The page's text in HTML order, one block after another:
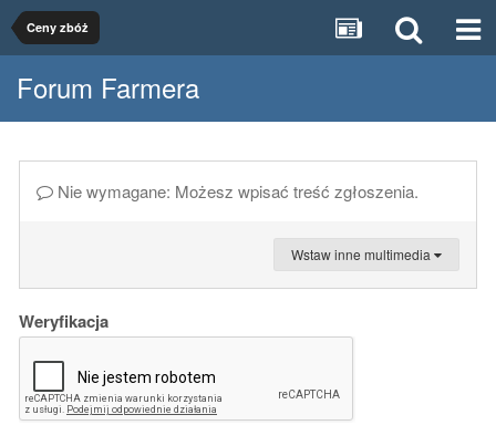
Ceny zbóż
Forum Farmera
Nie wymagane: Możesz wpisać treść zgłoszenia.
Wstaw inne multimedia
Weryfikacja